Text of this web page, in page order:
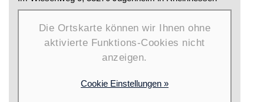
Die Ortskarte können wir Ihnen ohne
aktivierte Funktions-Cookies nicht
anzeigen.
Cookie Einstellungen »